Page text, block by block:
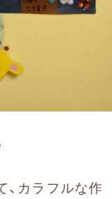
カラフルな作